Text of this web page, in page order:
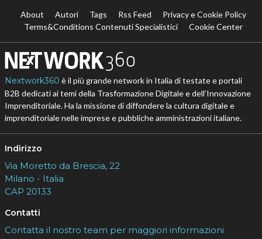
About Autori Tags Rss Feed
Privacy e Cookie Policy
Terms&Conditions Contenuti Specialistici
Cookie Center
Nextwork360 è il più grande network in Italia di testate e portali
B2B dedicati ai temi della Trasformazione Digitale e dell’Innovazione
Imprenditoriale. Ha la missione di diffondere la cultura digitale e
imprenditoriale nelle imprese e pubbliche amministrazioni italiane.
Indirizzo
Via Moretto da Brescia, 22
Milano - Italia
CAP 20133
Contatti
Contatta il nostro team per maggiori informazioni